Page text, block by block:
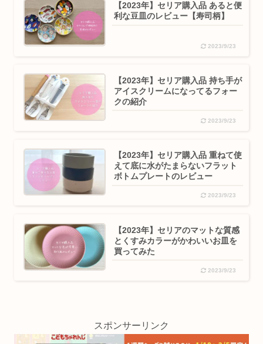
【2023年】セリア購入品 あると便
利な豆皿のレビュー【寿司柄】
2023/9/23
【2023年】セリア購入品 持ち手が
アイスクリームになってるフォー
クの紹介
2023/9/23
【2023年】セリア購入品 重ねて使
えて底に水がたまらないフラット
ボトムプレートのレビュー
2023/9/23
【2023年】セリアのマットな質感
とくすみカラーがかわいいお皿を
買ってみた
2023/9/23
スポンサーリンク